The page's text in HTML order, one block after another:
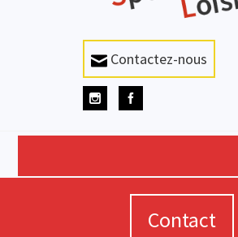
Contactez-nous
Contact